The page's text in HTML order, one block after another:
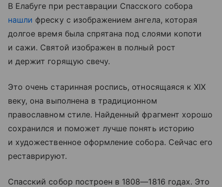
В Елабуге при реставрации Спасского собора
нашли фреску с изображением ангела, которая
долгое время была спрятана под слоями копоти
и сажи. Святой изображен в полный рост
и держит горящую свечу.
Это очень старинная роспись, относящаяся к XIX
веку, она выполнена в традиционном
православном стиле. Найденный фрагмент хорошо
сохранился и поможет лучше понять историю
и художественное оформление собора. Сейчас его
реставрируют.
Спасский собор построен в 1808—1816 годах. Это